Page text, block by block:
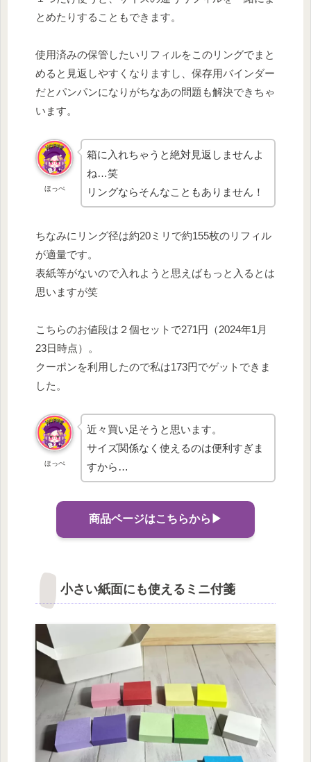
とめたりすることもできます。
使用済みの保管したいリフィルをこのリングでまと
めると見返しやすくなりますし、保存用バインダー
だとパンパンになりがちなあの問題も解決できちゃ
います。
ほっぺ
箱に入れちゃうと絶対見返しませんよ
ね…笑
リングならそんなこともありません！
ちなみにリング径は約20ミリで約155枚のリフィル
が適量です。
表紙等がないので入れようと思えばもっと入るとは
思いますが笑
こちらのお値段は２個セットで271円（2024年1月
23日時点）。
クーポンを利用したので私は173円でゲットできま
した。
ほっぺ
近々買い足そうと思います。
サイズ関係なく使えるのは便利すぎま
すから…
商品ページはこちらから▶︎
小さい紙面にも使えるミニ付箋